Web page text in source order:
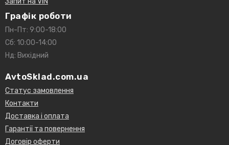
Графік роботи
Пн-Пт: 9:00-18:00
Сб: 10:00-14:00
Нд: Вихідний
AvtoSklad.com.ua
Статус замовлення
Контакти
Доставка і оплата
Гарантії та повернення
Договір оферти